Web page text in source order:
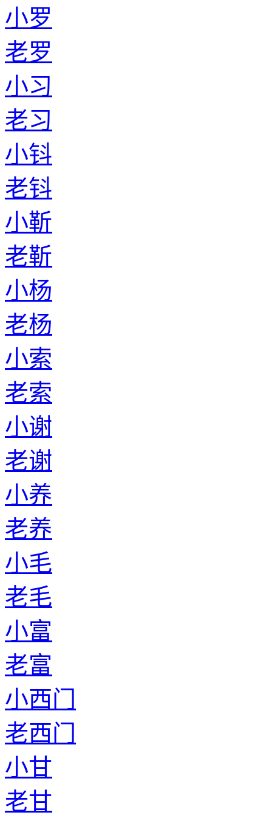
小罗
老罗
小习
老习
小钭
老钭
小靳
老靳
小杨
老杨
小索
老索
小谢
老谢
小养
老养
小毛
老毛
小富
老富
小西门
老西门
小甘
老甘